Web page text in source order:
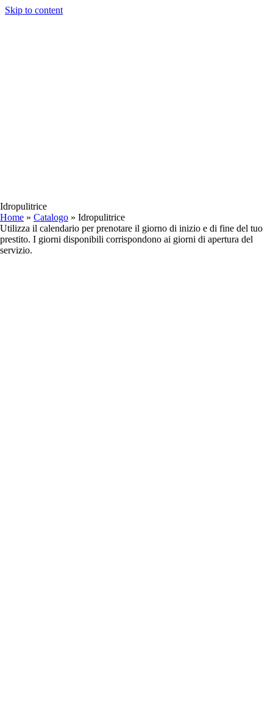
Skip to content
Idropulitrice
Home » Catalogo » Idropulitrice
Utilizza il calendario per prenotare il giorno di inizio e di fine del tuo
prestito. I giorni disponibili corrispondono ai giorni di apertura del
servizio.